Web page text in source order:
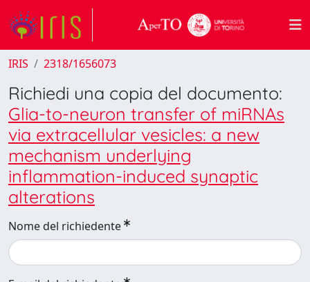
IRIS 2318/1656073
Richiedi una copia del documento:
Glia-to-neuron transfer of miRNAs
via extracellular vesicles: a new
mechanism underlying
inflammation-induced synaptic
alterations
Nome del richiedente